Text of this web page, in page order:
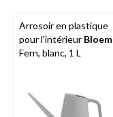
Arrosoir en plastique
pour l'intérieur Bloem
Fern, blanc, 1 L